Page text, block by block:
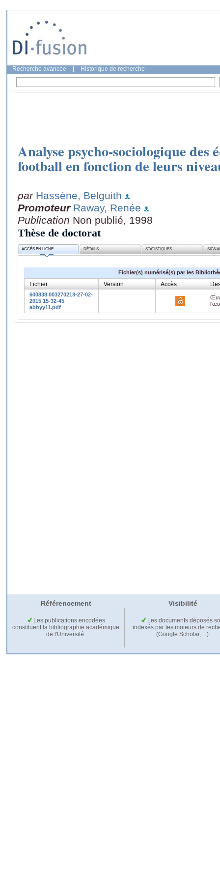
Recherche avancée Historique de recherche
Analyse psycho-sociologique des
football en fonction de leurs
par Hassène, Belguith
Promoteur Raway, Renée
Publication Non publié, 1998
Thèse de doctorat
ACCÈS EN LIGNE DÉTAILS STATISTIQUES
Fichier(s) numérisé(s) par les
Fichier Version Accès
600838 003270213-27-02-
2015 15-32-45
abbyy11.pdf
Référencement Visibilité
Les publications encodées
constituent la bibliographie académique
de l'Université.
Les documents déposés
indexés par les moteurs de
(Google Scholar,…).